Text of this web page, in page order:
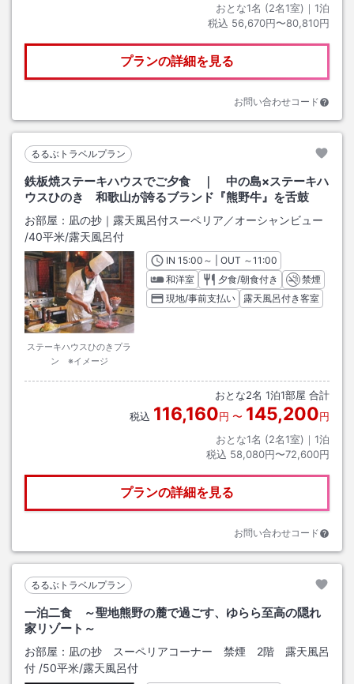
おとな1名 (2名1室)｜ 1泊
税込 56,670円〜80,810円
プランの詳細を見る
お問い合わせコード
るるぶトラベルプラン
鉄板焼ステーキハウスでご夕食 ｜ 中の島×ステーキハ
ウスひのき 和歌山が誇るブランド『熊野牛』を舌鼓
お部屋： 凪の抄｜露天風呂付スーペリア／オーシャンビュー
/40平米/露天風呂付
ステーキハウスひのきプラ
ン ※イメージ
INチェックイン
15:00 ～ | OUT チェックアウト
～11:00
和洋室
夕食/朝食付き
禁煙
現地/事前支払い
露天風呂付き客室
おとな2名 1泊1部屋 合計
税込 116,160円 〜 145,200円
おとな1名 (2名1室)｜ 1泊
税込 58,080円〜72,600円
プランの詳細を見る
お問い合わせコード
るるぶトラベルプラン
一泊二食 ～聖地熊野の麓で過ごす、ゆらら至高の隠れ
家リゾート～
お部屋： 凪の抄 スーペリアコーナー 禁煙 2階 露天風呂
付 /50平米/露天風呂付